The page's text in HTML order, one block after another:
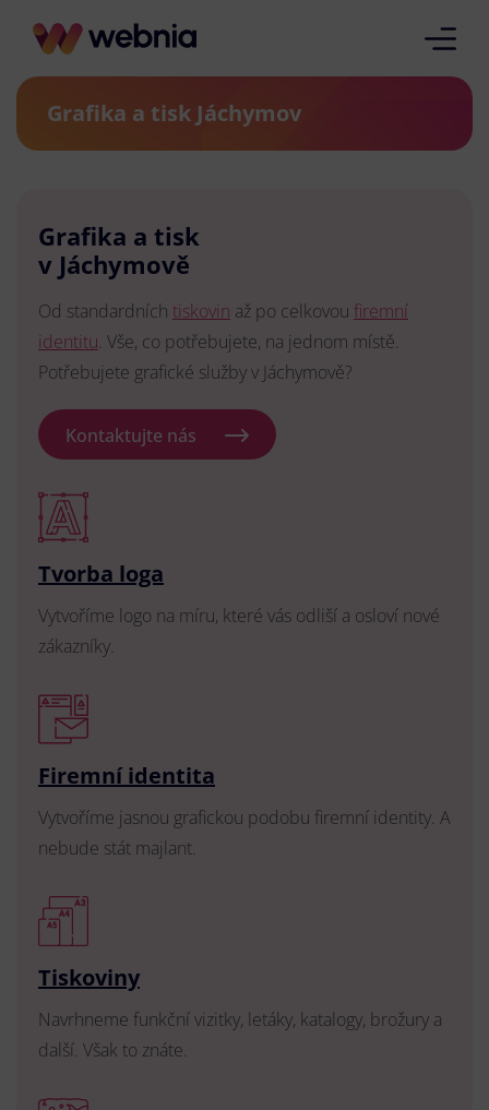
Grafika a tisk Jáchymov
Grafika a tisk
v Jáchymově
Od standardních tiskovin až po celkovou firemní
identitu. Vše, co potřebujete, na jednom místě.
Potřebujete grafické služby v Jáchymově?
Kontaktujte nás
Tvorba loga
Vytvoříme logo na míru, které vás odliší a osloví nové
zákazníky.
Firemní identita
Vytvoříme jasnou grafickou podobu firemní identity. A
nebude stát majlant.
Tiskoviny
Navrhneme funkční vizitky, letáky, katalogy, brožury a
další. Však to znáte.